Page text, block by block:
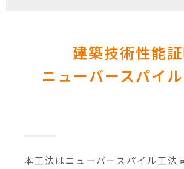
建築技術性能
ニューバースパイ
本工法はニューバースパイル工法